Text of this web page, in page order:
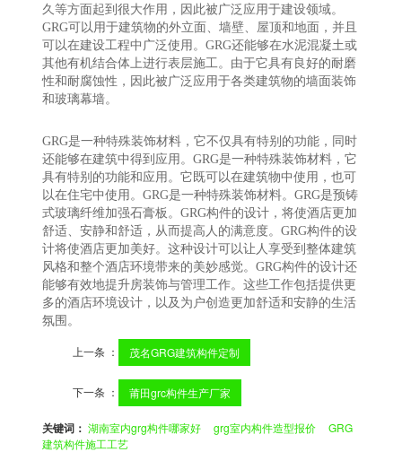
久等方面起到很大作用，因此被广泛应用于建设领域。
GRG可以用于建筑物的外立面、墙壁、屋顶和地面，并且
可以在建设工程中广泛使用。GRG还能够在水泥混凝土或
其他有机结合体上进行表层施工。由于它具有良好的耐磨
性和耐腐蚀性，因此被广泛应用于各类建筑物的墙面装饰
和玻璃幕墙。
GRG是一种特殊装饰材料，它不仅具有特别的功能，同时
还能够在建筑中得到应用。GRG是一种特殊装饰材料，它
具有特别的功能和应用。它既可以在建筑物中使用，也可
以在住宅中使用。GRG是一种特殊装饰材料。GRG是预铸
式玻璃纤维加强石膏板。GRG构件的设计，将使酒店更加
舒适、安静和舒适，从而提高人的满意度。GRG构件的设
计将使酒店更加美好。这种设计可以让人享受到整体建筑
风格和整个酒店环境带来的美妙感觉。GRG构件的设计还
能够有效地提升房装饰与管理工作。这些工作包括提供更
多的酒店环境设计，以及为户创造更加舒适和安静的生活
氛围。
上一条 ： 茂名GRG建筑构件定制
下一条 ： 莆田grc构件生产厂家
关键词：湖南室内grg构件哪家好 grg室内构件造型报价
GRG
建筑构件施工工艺